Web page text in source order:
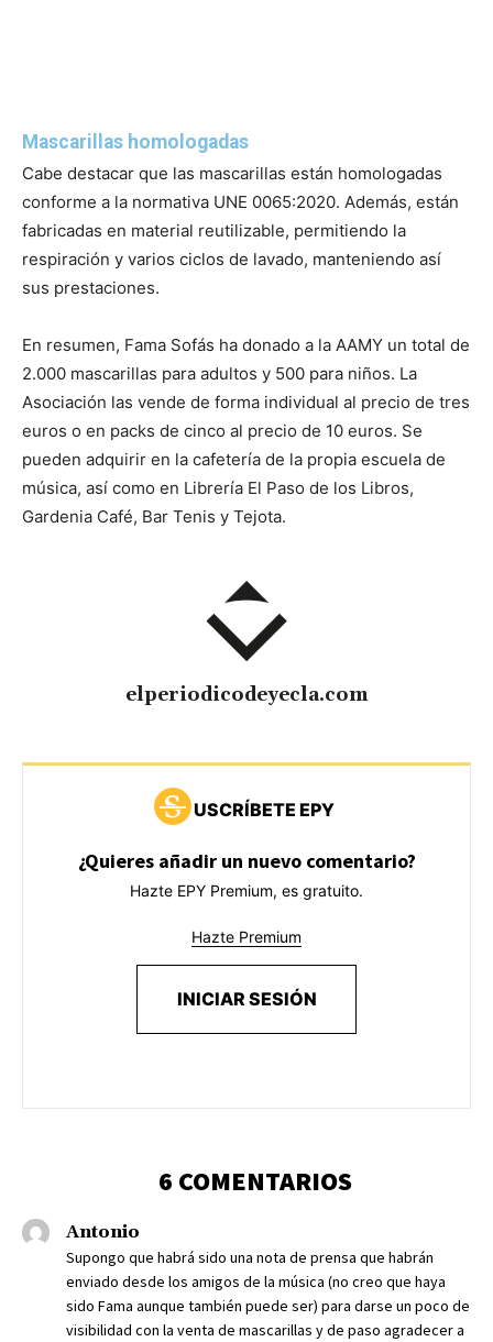
Mascarillas homologadas
Cabe destacar que las mascarillas están homologadas
conforme a la normativa UNE 0065:2020. Además, están
fabricadas en material reutilizable, permitiendo la
respiración y varios ciclos de lavado, manteniendo así
sus prestaciones.
En resumen, Fama Sofás ha donado a la AAMY un total de
2.000 mascarillas para adultos y 500 para niños. La
Asociación las vende de forma individual al precio de tres
euros o en packs de cinco al precio de 10 euros. Se
pueden adquirir en la cafetería de la propia escuela de
música, así como en Librería El Paso de los Libros,
Gardenia Café, Bar Tenis y Tejota.
elperiodicodeyecla.com
USCRÍBETE EPY
¿Quieres añadir un nuevo comentario?
Hazte EPY Premium, es gratuito.
Hazte Premium
INICIAR SESIÓN
6 COMENTARIOS
Antonio
Supongo que habrá sido una nota de prensa que habrán
enviado desde los amigos de la música (no creo que haya
sido Fama aunque también puede ser) para darse un poco de
visibilidad con la venta de mascarillas y de paso agradecer a